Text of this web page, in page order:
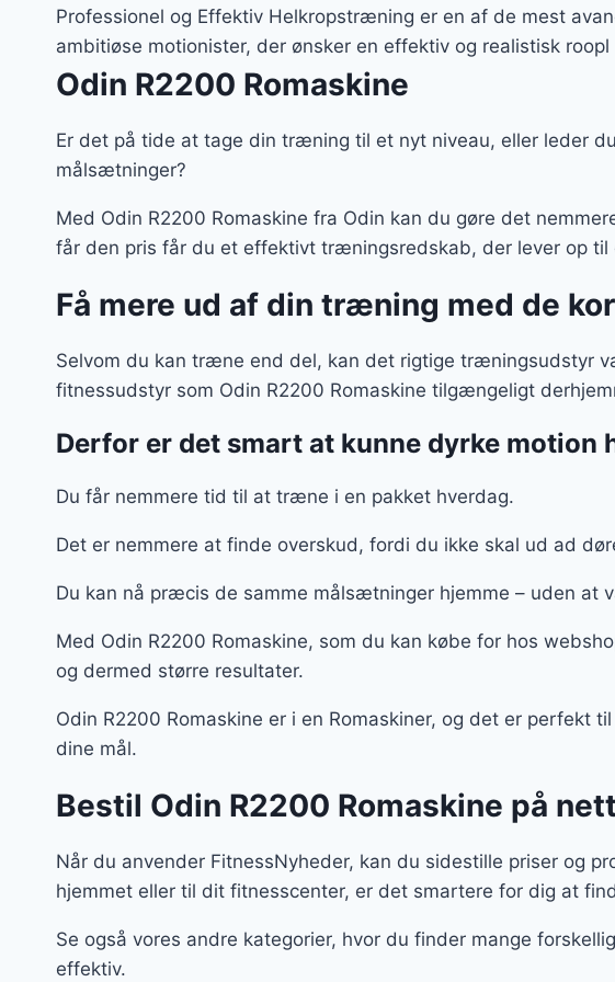
7.999 kr.. 5.999 kr..
Professionel og Effektiv Helkropstræning er en af de mest
ambitiøse motionister, der ønsker en effektiv og realistisk roopl
Odin R2200 Romaskine
Er det på tide at tage din træning til et nyt niveau, eller leder
målsætninger?
Med Odin R2200 Romaskine fra Odin kan du gøre det
får den pris får du et effektivt træningsredskab, der lever op til
Få mere ud af din træning med de
Selvom du kan træne end del, kan det rigtige træningsudstyr
fitnessudstyr som Odin R2200 Romaskine tilgængeligt
Derfor er det smart at kunne dyrke motion
Du får nemmere tid til at træne i en pakket hverdag.
Det er nemmere at finde overskud, fordi du ikke skal ud ad
Du kan nå præcis de samme målsætninger hjemme – uden
Med Odin R2200 Romaskine, som du kan købe for hos
og dermed større resultater.
Odin R2200 Romaskine er i en Romaskiner, og det er
dine mål.
Bestil Odin R2200 Romaskine på
Når du anvender FitnessNyheder, kan du sidestille priser og
hjemmet eller til dit fitnesscenter, er det smartere for dig at
Se også vores andre kategorier, hvor du finder mange
effektiv.